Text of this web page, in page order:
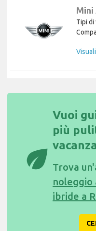
Tipi di
eco
Vuoi
più
Trova
noleggio
ibride a